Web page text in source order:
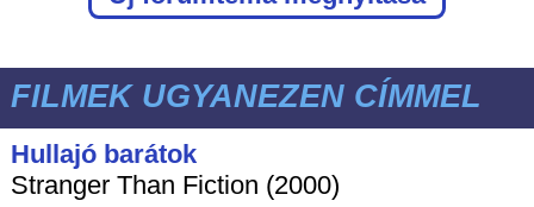
FILMEK UGYANEZEN CÍMMEL
Hullajó barátok
Stranger Than Fiction (2000)